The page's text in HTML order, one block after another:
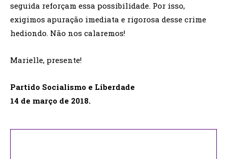
seguida reforçam essa possibilidade. Por isso,
exigimos apuração imediata e rigorosa desse crime
hediondo. Não nos calaremos!
Marielle, presente!
Partido Socialismo e Liberdade
14 de março de 2018.